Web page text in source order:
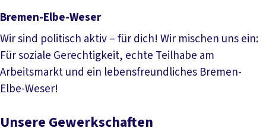
Bremen-Elbe-Weser
Wir sind politisch aktiv – für dich! Wir mischen uns ein:
Für soziale Gerechtigkeit, echte Teilhabe am
Arbeitsmarkt und ein lebensfreundliches Bremen-
Elbe-Weser!
Mehr lesen
Unsere Gewerkschaften